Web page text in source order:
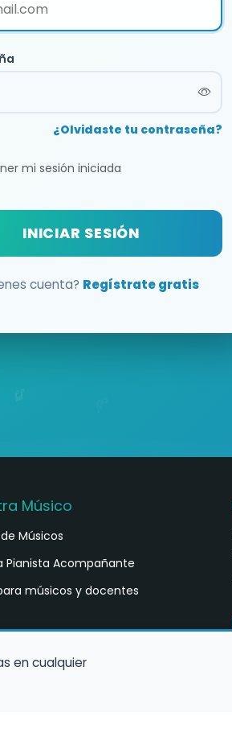
¿Olvidaste tu contraseña?
mi sesión iniciada
INICIAR SESIÓN
cuenta? Regístrate gratis
Músico
Músicos
Pianista Acompañante
músicos y docentes
en cualquier